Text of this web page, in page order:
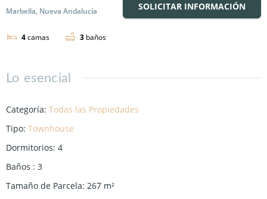
Marbella, Nueva Andalucía
4camas 3 baños
SOLICITAR INFORMACIÓN
Lo esencial
Categoría: Todas las Propiedades
Tipo: Townhouse
Dormitorios: 4
Baños : 3
Tamaño de Parcela: 267 m²